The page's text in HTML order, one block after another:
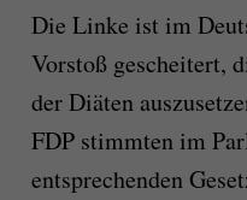
Die Linke ist im
Vorstoß gescheitert,
der Diäten
FDP stimmten im
entsprechenden